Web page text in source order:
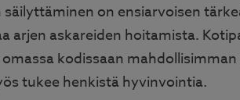
on ensiarvoisen
arjen askareiden hoitamista.
kodissaan
tukee henkistä hyvinvointia.